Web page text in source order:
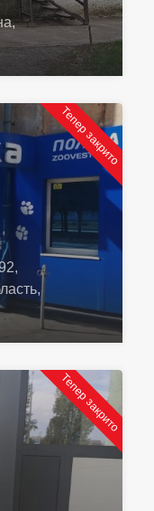
Тепер закрито
Тепер закрито